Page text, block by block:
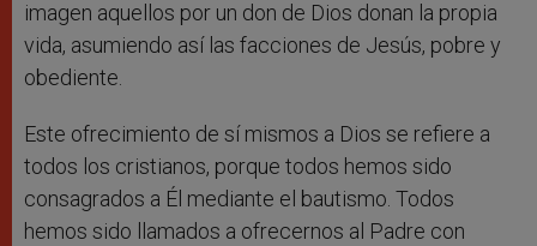
imagen aquellos por un don de Dios donan la propia
vida, asumiendo así las facciones de Jesús, pobre y
obediente.
Este ofrecimiento de sí mismos a Dios se refiere a
todos los cristianos, porque todos hemos sido
consagrados a Él mediante el bautismo. Todos
hemos sido llamados a ofrecernos al Padre con